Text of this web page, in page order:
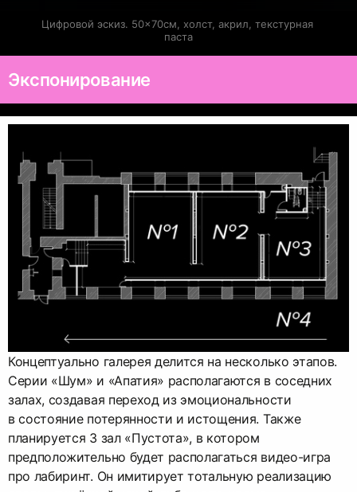
Цифровой эскиз. 50×70см, холст, акрил, текстурная
паста
Экспонирование
Концептуально галерея делится на несколько этапов.
Серии «Шум» и «Апатия» располагаются в соседних
залах, создавая переход из эмоциональности
в состояние потерянности и истощения. Также
планируется 3 зал «Пустота», в котором
предположительно будет располагаться видео-игра
про лабиринт. Он имитирует тотальную реализацию